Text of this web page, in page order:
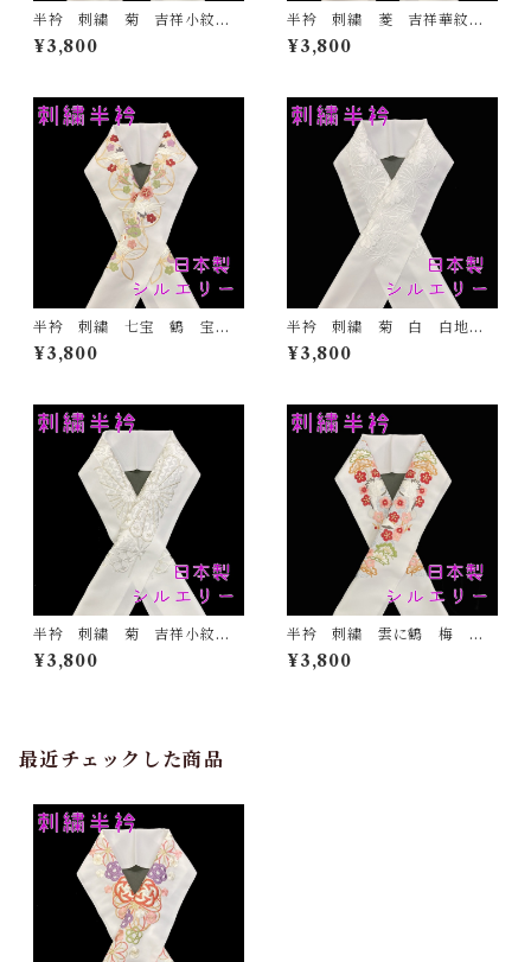
半衿 刺繍 菊 吉祥小紋
金 白地 シルエリー 新合
繊 日本製 刺繍衿 和装小
¥3,800
半衿 刺繍 菱 吉祥華紋
白地 シルエリー 新合繊
日本製 刺繍衿 和装小物
¥3,800
半衿 刺繍 七宝 鶴 宝尽
くし 白地 シルエリー 新
合繊 日本製 刺繍衿 和装
¥3,800
半衿 刺繍 菊 白 白地
シルエリー 新合繊 日本
製 刺繍衿 和装小物 着
¥3,800
半衿 刺繍 菊 吉祥小紋
銀 白地 シルエリー 新合
繊 日本製 刺繍衿 和装小
¥3,800
半衿 刺繍 雲に鶴 梅
松 白地 シルエリー 新合
繊 日本製 刺繍衿 和装小
¥3,800
最近チェックした商品